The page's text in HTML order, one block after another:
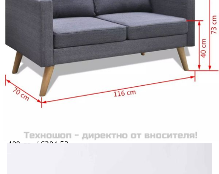
Предоставената таблица е с информационна цел.
Добавете продукта в количката си с бутона "Добави в
количката" и при поръчка ще можете да изберете броя
вноски на кредита.
Предоставената таблица е с информационна цел.
Добавете продукта в количката си с бутона "Добави в
количката" и при поръчка ще можете да изберете броя
вноски на кредита.
Когато плащате с NewPay, всъщност NewPay плаща
поръчката Ви вместо Вас. Вие я получавате и
поръчката без оскъпяване. За покупки на стойност до
400 лв. / €204,52